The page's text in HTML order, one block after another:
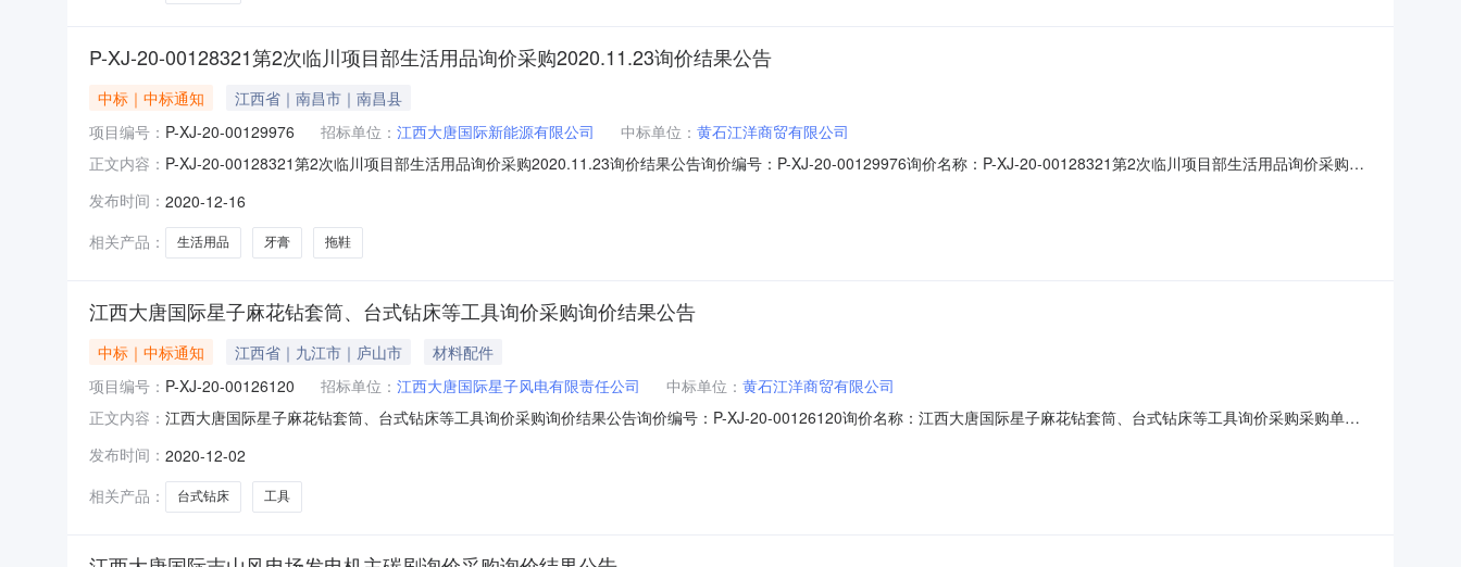
P-XJ-20-00128321第2次临川项目部生活用品询价采购2020.11.23询价结果公告
中标｜中标通知
江西省｜南昌市｜南昌县
项目编号： P-XJ-20-00129976 招标单位： 江西大唐国际新能源有限公司 中标单位： 黄石江洋商贸有限公司
正文内容： P-XJ-20-00128321第2次临川项目部生活用品询价采购2020.11.23询价结果公告询价编号：P-XJ-20-00129976询价名称：P-XJ-20-00128321第2次临川项目部生活用品询价采购
78:23:00公告日期：2020-12-16采购人联系方式：0791-83822595具体规格、技术指标及售后服务要求等详见下表
发布时间： 2020-12-16
相关产品：
生活用品 牙膏 拖鞋
江西大唐国际星子麻花钻套筒、台式钻床等工具询价采购询价结果公告
中标｜中标通知 江西省｜九江市｜庐山市
材料配件
项目编号： P-XJ-20-00126120 招标单位： 江西大唐国际星子风电有限责任公司 中标单位： 黄石江洋商贸有限公司
正文内容： 江西大唐国际星子麻花钻套筒、台式钻床等工具询价采购询价结果公告询价编号：P-XJ-20-00126120询价名称：江西大唐国际星子麻花钻套筒、台式钻床等工具询价采购采购单位
告日期：2020-12-02采购人联系方式：18870007606具体规格、技术指标及售后服务要求等详见下表。序号产品编码产品描述采购数量计量单位交付时间交货地点行项目备注
发布时间： 2020-12-02
相关产品：
台式钻床 工具